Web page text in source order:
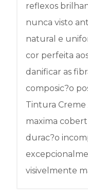
reflexos
nunca visto
natural e
cor perfeita
danificar as
composic?o
Tintura
maxima
durac?o
visivelmente